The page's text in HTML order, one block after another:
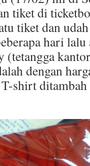
tiket di
tiket dan
hari
(tetangga
dengan
shirt